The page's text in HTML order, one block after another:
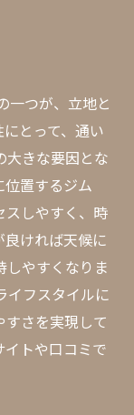
タイル
のヒント
自分の発見
一つが、立地と
とって、通い
大きな要因とな
位置するジム
スしやすく、時
ければ天候に
やすくなりま
イフスタイルに
さを実現して
トや口コミで